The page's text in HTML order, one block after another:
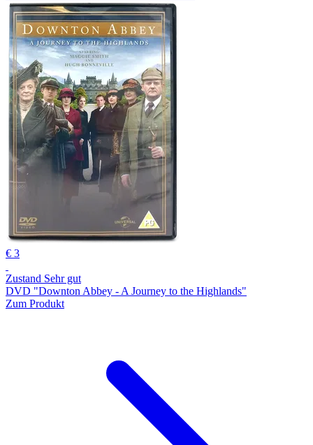
€ 3
Zustand Sehr gut
DVD "Downton Abbey - A Journey to the Highlands"
Zum Produkt